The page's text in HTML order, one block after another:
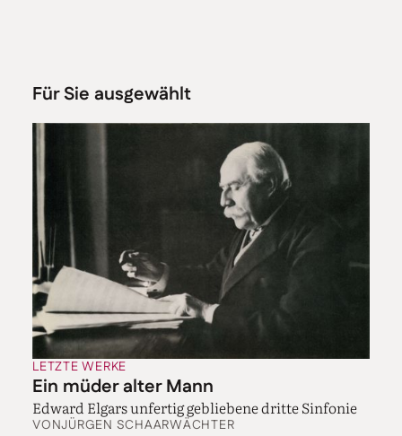
Für Sie ausgewählt
LETZTE WERKE
Ein müder alter Mann
Edward Elgars unfertig gebliebene dritte Sinfonie
VONJÜRGEN SCHAARWÄCHTER